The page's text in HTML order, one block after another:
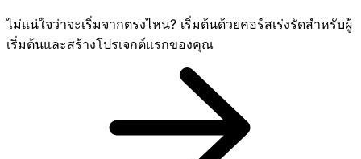
ไม่แน่ใจว่าจะเริ่มจากตรงไหน? เริ่มต้นด้วยคอร์สเร่งรัดสำหรับผู้
เริ่มต้นและสร้างโปรเจกต์แรกของคุณ